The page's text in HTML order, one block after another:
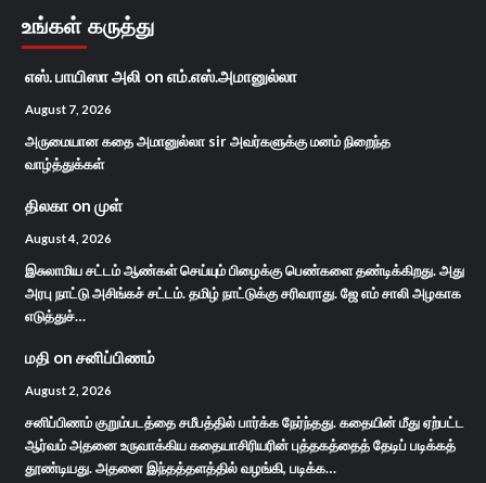
உங்கள் கருத்து
எஸ். பாயிஸா அலி on எம்.எஸ்.அமானுல்லா
August 7, 2026
அருமையான கதை அமானுல்லா sir அவர்களுக்கு மனம் நிறைந்த
வாழ்த்துக்கள்
திலகா on முள்
August 4, 2026
இசுலாமிய சட்டம் ஆண்கள் செய்யும் பிழைக்கு பெண்களை தண்டிக்கிறது. அது
அரபு நாட்டு அசிங்கச் சட்டம். தமிழ் நாட்டுக்கு சரிவராது. ஜே எம் சாலி அழகாக
எடுத்துச்…
மதி on சனிப்பிணம்
August 2, 2026
சனிப்பிணம் குறும்படத்தை சமீபத்தில் பார்க்க நேர்ந்தது. கதையின் மீது ஏற்பட்ட
ஆர்வம் அதனை உருவாக்கிய கதையாசிரியரின் புத்தகத்தைத் தேடிப் படிக்கத்
தூண்டியது. அதனை இந்தத்தளத்தில் வழங்கி, படிக்க…